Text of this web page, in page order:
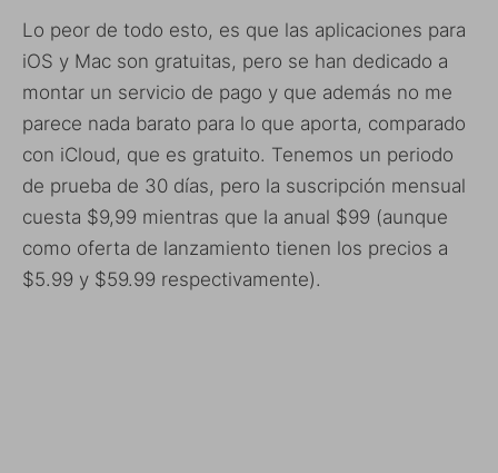
Lo peor de todo esto, es que las aplicaciones para
iOS y Mac son gratuitas, pero se han dedicado a
montar un servicio de pago y que además no me
parece nada barato para lo que aporta, comparado
con iCloud, que es gratuito. Tenemos un periodo
de prueba de 30 días, pero la suscripción mensual
cuesta $9,99 mientras que la anual $99 (aunque
como oferta de lanzamiento tienen los precios a
$5.99 y $59.99 respectivamente).